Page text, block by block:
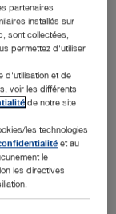
partenaires
installés sur
sont collectées,
permettez d'utiliser
d'utilisation et de
voir les différents
de notre site
les technologies
et au
le
les directives